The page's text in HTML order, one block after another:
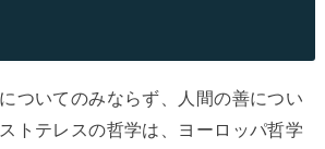
ついてのみならず、人間の善につい
トテレスの哲学は、ヨーロッパ哲学